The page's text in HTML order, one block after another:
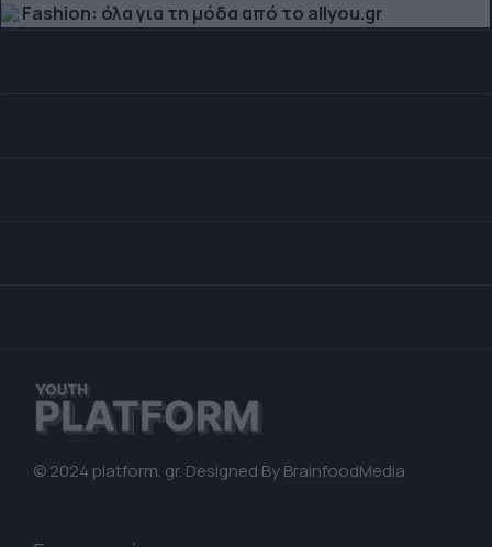
Fashion: όλα για τη μόδα από το allyou.gr
© 2024 platform. gr. Designed ByBrainfoodMedia